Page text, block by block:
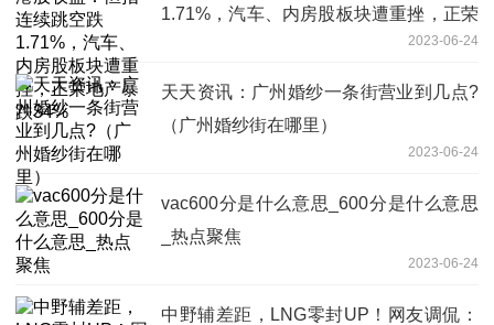
1.71%，汽车、内房股板块遭重挫，正荣
2023-06-24
天天资讯：广州婚纱一条街营业到几点?
（广州婚纱街在哪里）
2023-06-24
vac600分是什么意思_600分是什么意思
_热点聚焦
2023-06-24
中野辅差距，LNG零封UP！网友调侃：